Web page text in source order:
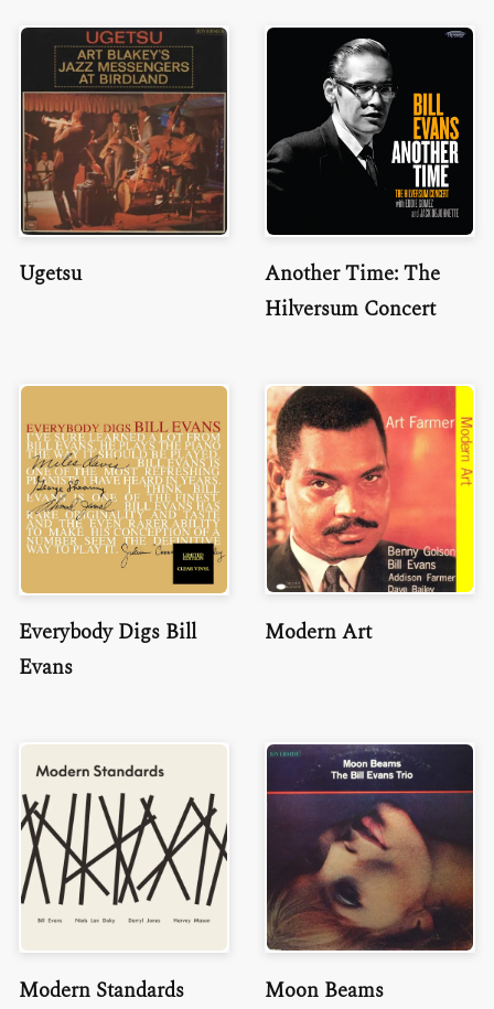
Ugetsu
Another Time: The
Hilversum Concert
Everybody Digs Bill
Evans
Modern Art
Modern Standards Moon Beams